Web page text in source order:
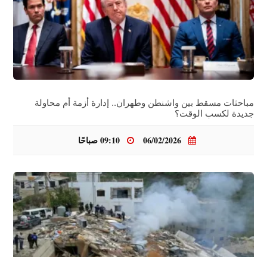
مباحثات مسقط بين واشنطن وطهران.. إدارة أزمة أم محاولة
جديدة لكسب الوقت؟